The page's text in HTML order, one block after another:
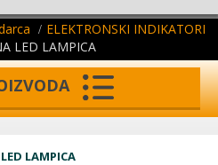
ELEKTRONSKI INDIKATORI
LED LAMPICA
LAMPICA